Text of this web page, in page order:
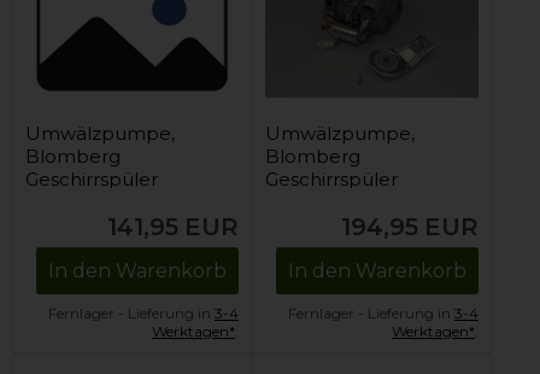
Umwälzpumpe,
Blomberg
Geschirrspüler
141,95 EUR
In den Warenkorb
Fernlager - Lieferung in 3-4
Werktagen*
Umwälzpumpe,
Blomberg
Geschirrspüler
194,95 EUR
In den Warenkorb
Fernlager - Lieferung in 3-4
Werktagen*